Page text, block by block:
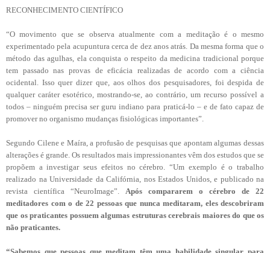
RECONHECIMENTO CIENTÍFICO
“O movimento que se observa atualmente com a meditação é o mesmo
experimentado pela acupuntura cerca de dez anos atrás. Da mesma forma que o
método das agulhas, ela conquista o respeito da medicina tradicional porque
tem passado nas provas de eficácia realizadas de acordo com a ciência
ocidental. Isso quer dizer que, aos olhos dos pesquisadores, foi despida de
qualquer caráter esotérico, mostrando-se, ao contrário, um recurso possível a
todos – ninguém precisa ser guru indiano para praticá-lo – e de fato capaz de
promover no organismo mudanças fisiológicas importantes”.
Segundo Cilene e Maíra, a profusão de pesquisas que apontam algumas dessas
alterações é grande. Os resultados mais impressionantes vêm dos estudos que se
propõem a investigar seus efeitos no cérebro. “Um exemplo é o trabalho
realizado na Universidade da Califórnia, nos Estados Unidos, e publicado na
revista científica “NeuroImage”. Após compararem o cérebro de 22
meditadores com o de 22 pessoas que nunca meditaram, eles descobriram
que os praticantes possuem algumas estruturas cerebrais maiores do que os
não praticantes.